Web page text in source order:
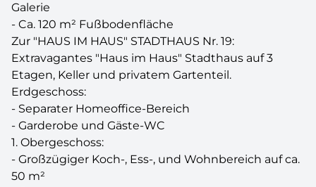
Galerie
- Ca. 120 m² Fußbodenfläche
Zur "HAUS IM HAUS" STADTHAUS Nr. 19:
Extravagantes "Haus im Haus" Stadthaus auf 3
Etagen, Keller und privatem Gartenteil.
Erdgeschoss:
- Separater Homeoffice-Bereich
- Garderobe und Gäste-WC
1. Obergeschoss:
- Großzügiger Koch-, Ess-, und Wohnbereich auf ca.
50 m²